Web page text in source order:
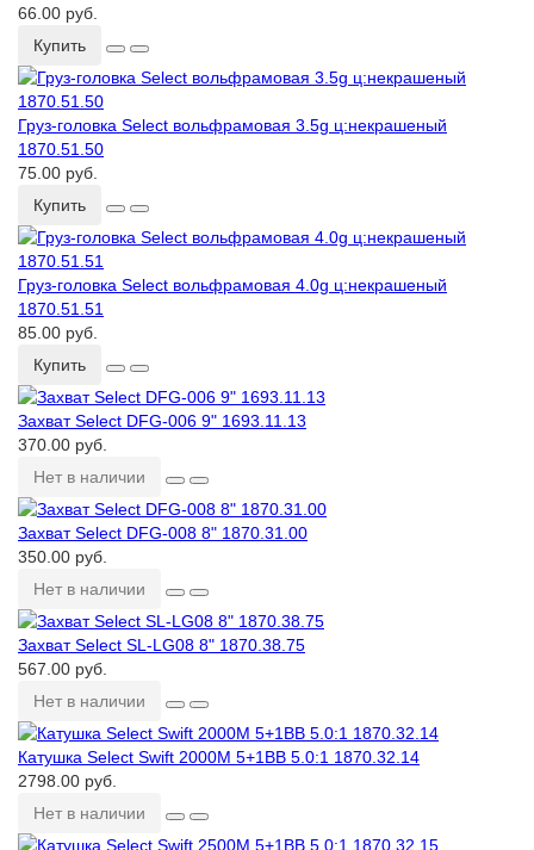
66.00 руб.
Купить
Груз-головка Select вольфрамовая 3.5g ц:некрашеный
1870.51.50
75.00 руб.
Купить
Груз-головка Select вольфрамовая 4.0g ц:некрашеный
1870.51.51
85.00 руб.
Купить
Захват Select DFG-006 9ʺ 1693.11.13
370.00 руб.
Нет в наличии
Захват Select DFG-008 8ʺ 1870.31.00
350.00 руб.
Нет в наличии
Захват Select SL-LG08 8ʺ 1870.38.75
567.00 руб.
Нет в наличии
Катушка Select Swift 2000M 5+1BB 5.0:1 1870.32.14
2798.00 руб.
Нет в наличии